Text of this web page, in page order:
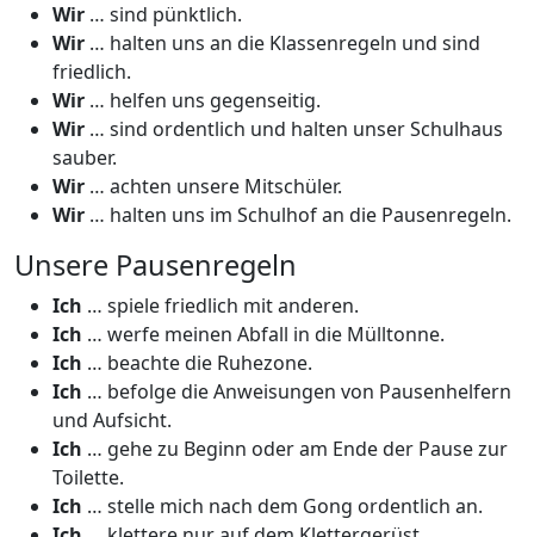
Wir … sind pünktlich.
Wir … halten uns an die Klassenregeln und sind
friedlich.
Wir … helfen uns gegenseitig.
Wir … sind ordentlich und halten unser Schulhaus
sauber.
Wir … achten unsere Mitschüler.
Wir … halten uns im Schulhof an die Pausenregeln.
Unsere Pausenregeln
Ich … spiele friedlich mit anderen.
Ich … werfe meinen Abfall in die Mülltonne.
Ich … beachte die Ruhezone.
Ich … befolge die Anweisungen von Pausenhelfern
und Aufsicht.
Ich … gehe zu Beginn oder am Ende der Pause zur
Toilette.
Ich … stelle mich nach dem Gong ordentlich an.